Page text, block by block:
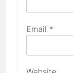
Email *